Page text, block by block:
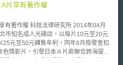
層級的補助單位。此外，該科學家與其
關規範之受補助對象，將面臨中止、限
未來聯邦補助單位所補助一切與生命科
片享有著作權
所 2014年04月
25元至50元轉售牟利，同年8月檢警查扣
情影片，引發日本Ａ片商聯合跨海提